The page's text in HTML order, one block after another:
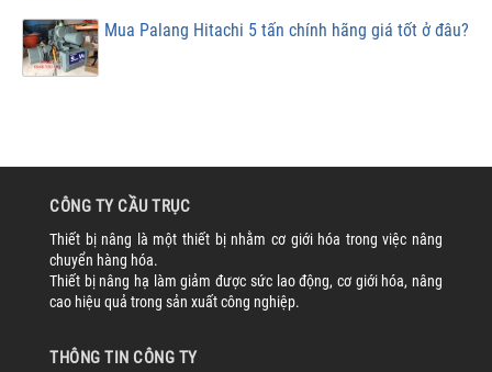
Mua Palang Hitachi 5 tấn chính hãng giá tốt ở đâu?
CÔNG TY CẦU TRỤC
Thiết bị nâng là một thiết bị nhằm cơ giới hóa trong việc nâng
chuyển hàng hóa.
Thiết bị nâng hạ làm giảm được sức lao động, cơ giới hóa, nâng
cao hiệu quả trong sản xuất công nghiệp.
THÔNG TIN CÔNG TY